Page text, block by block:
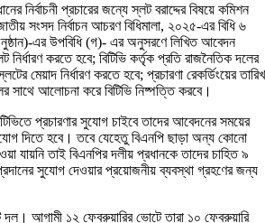
নির্বাচনী প্রচারের জন্যে স্লট বরাদ্দের বিষয়ে কমিশন
সংসদ নির্বাচন আচরণ বিধিমালা, ২০২৫-এর বিধি ৬
এর উপবিধি (গ)- এর অনুসরণে লিখিত আবেদন
নির্ধারণ করতে হবে; বিটিভি কর্তৃক প্রতি রাজনৈতিক দলের
মেয়াদ নির্ধারণ করতে হবে; প্রচারণা রেকর্ডিংয়ের তারিখ
সাথে আলোচনা করে বিটিভি নিষ্পত্তি করবে।
প্রচারণার সুযোগ চাইবে তাদের আবেদনের সময়ের
দিতে হবে। তবে যেহেতু বিএনপি ছাড়া অন্য কোনো
যায়নি তাই বিএনপির দলীয় প্রধানকে তাদের চাহিত ৯
সুযোগ দেওয়ার প্রয়োজনীয় ব্যবস্থা গ্রহণের জন্য
দল। আগামী ১২ ফেব্রুয়ারির ভোটে তারা ১০ ফেব্রুয়ারি